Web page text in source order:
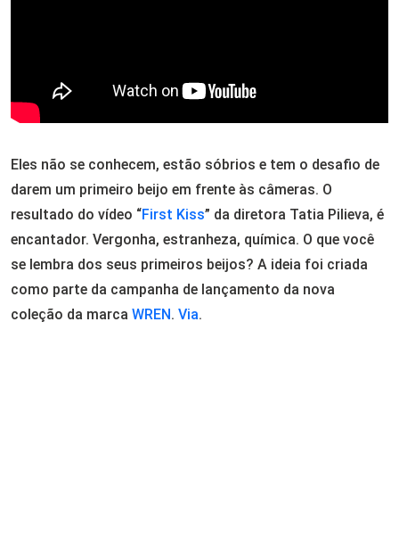
Eles não se conhecem, estão sóbrios e tem o desafio de
darem um primeiro beijo em frente às câmeras. O
resultado do vídeo “First Kiss” da diretora Tatia Pilieva, é
encantador. Vergonha, estranheza, química. O que você
se lembra dos seus primeiros beijos? A ideia foi criada
como parte da campanha de lançamento da nova
coleção da marca WREN. Via.